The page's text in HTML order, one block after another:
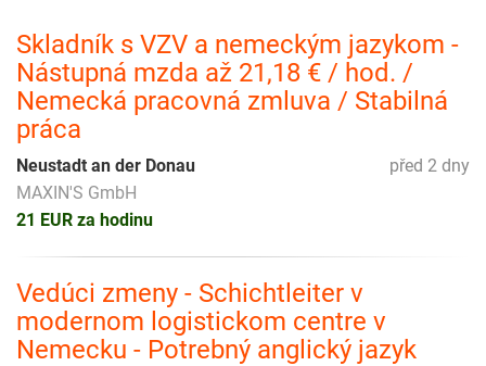
Skladník s VZV a nemeckým jazykom -
Nástupná mzda až 21,18 € / hod. /
Nemecká pracovná zmluva / Stabilná
práca
před 2 dny
Neustadt an der Donau
MAXIN'S GmbH
21 EUR za hodinu
Vedúci zmeny - Schichtleiter v
modernom logistickom centre v
Nemecku - Potrebný anglický jazyk